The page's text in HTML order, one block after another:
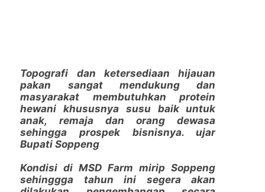
Topografi dan ketersediaan hijauan
pakan sangat mendukung dan
masyarakat membutuhkan protein
hewani khususnya susu baik untuk
anak, remaja dan orang dewasa
sehingga prospek bisnisnya. ujar
Bupati Soppeng
Kondisi di MSD Farm mirip Soppeng
sehinggga tahun ini segera akan